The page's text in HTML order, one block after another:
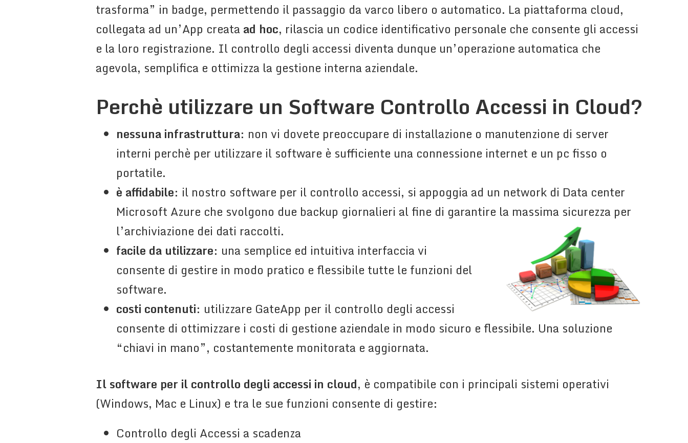
trasforma” in badge, permettendo il passaggio da varco libero o automatico. La piattaforma cloud,
collegata ad un’App creata ad hoc, rilascia un codice identificativo personale che consente gli accessi
e la loro registrazione. Il controllo degli accessi diventa dunque un’operazione automatica che
agevola, semplifica e ottimizza la gestione interna aziendale.
Perchè utilizzare un Software Controllo Accessi in Cloud?
nessuna infrastruttura: non vi dovete preoccupare di installazione o manutenzione di server
interni perchè per utilizzare il software è sufficiente una connessione internet e un pc fisso o
portatile.
è affidabile: il nostro software per il controllo accessi, si appoggia ad un network di Data center
Microsoft Azure che svolgono due backup giornalieri al fine di garantire la massima sicurezza per
l’archiviazione dei dati raccolti.
facile da utilizzare: una semplice ed intuitiva interfaccia vi
consente di gestire in modo pratico e flessibile tutte le funzioni del
software.
costi contenuti: utilizzare GateApp per il controllo degli accessi
consente di ottimizzare i costi di gestione aziendale in modo sicuro e flessibile. Una soluzione
“chiavi in mano”, costantemente monitorata e aggiornata.
Il software per il controllo degli accessi in cloud, è compatibile con i principali sistemi operativi
(Windows, Mac e Linux) e tra le sue funzioni consente di gestire:
Controllo degli Accessi a scadenza